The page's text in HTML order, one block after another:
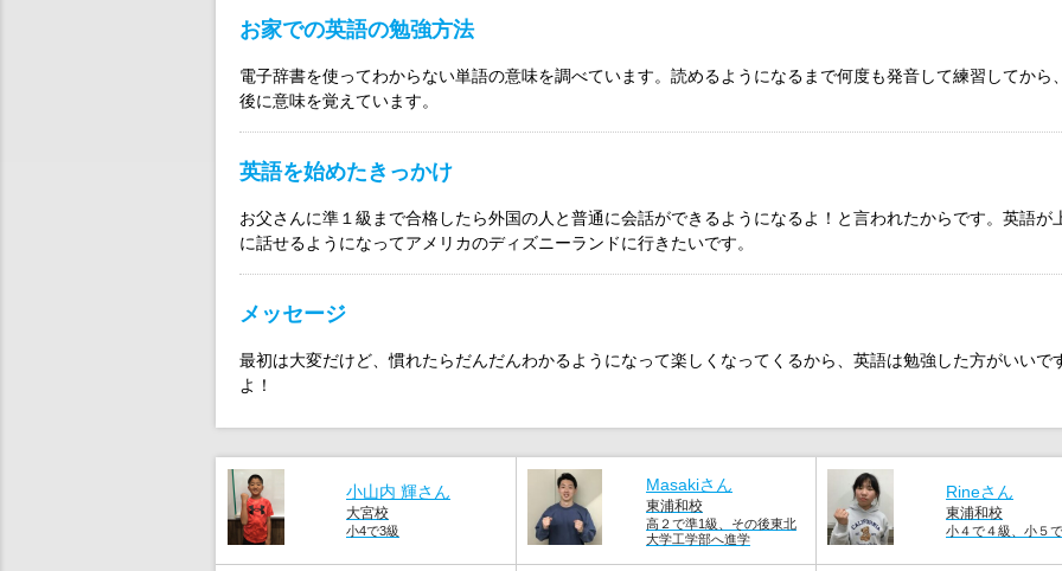
お家での英語の勉強方法
電子辞書を使ってわからない単語の意味を調べています。読めるようになるまで何度も発音して練習してから
後に意味を覚えています。
英語を始めたきっかけ
お父さんに準１級まで合格したら外国の人と普通に会話ができるようになるよ！と言われたからです。英語が
に話せるようになってアメリカのディズニーランドに行きたいです。
メッセージ
最初は大変だけど、慣れたらだんだんわかるようになって楽しくなってくるから、英語は勉強した方がいいで
よ！
小山内 輝さん
大宮校
小4で3級
Masakiさん
東浦和校
高２で準1級、その後東北
大学工学部へ進学
Rineさん
東浦和校
小４で４級、小５